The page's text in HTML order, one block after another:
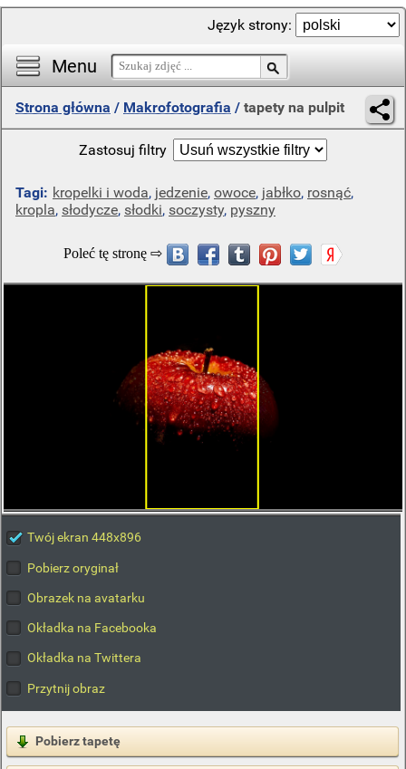
Menu
Język strony:
Strona główna / Makrofotografia / tapety na pulpit
Zastosuj filtry
Tagi: kropelki i woda, jedzenie, owoce, jabłko, rosnąć,
kropla, słodycze, słodki, soczysty, pyszny
Twój ekran 448x896
Pobierz oryginał
Obrazek na avatarku
Okładka na Facebooka
Okładka na Twittera
Przytnij obraz
Pobierz tapetę